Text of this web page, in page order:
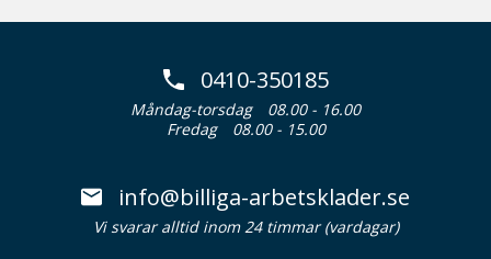
0410-350185
Måndag-torsdag
08.00 - 16.00
Fredag
08.00 - 15.00
info@billiga-arbetsklader.se
Vi svarar alltid inom 24 timmar (vardagar)